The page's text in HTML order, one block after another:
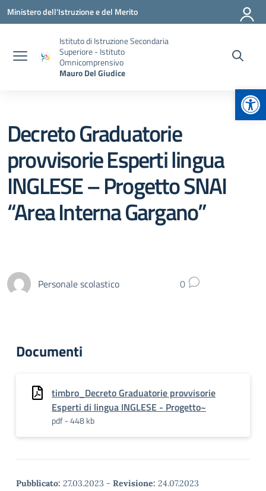
Vai ai contenuti
Vai al menu di navigazione
Vai al footer
Ministero dell'Istruzione e del Merito
Istituto di Istruzione Secondaria
Superiore - Istituto
Omnicomprensivo
Mauro Del Giudice
Decreto Graduatorie
provvisorie Esperti lingua
INGLESE – Progetto SNAI
“Area Interna Gargano”
Personale scolastico 0
Documenti
timbro_Decreto Graduatorie provvisorie
Esperti di lingua INGLESE - Progetto~
pdf - 448 kb
Pubblicato: 27.03.2023 - Revisione: 24.07.2023